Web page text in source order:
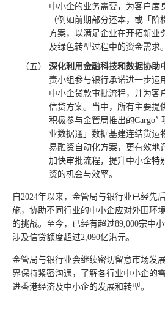
中小企的业务需要，为客户度
（例如前期部分还本，或「
方案，以满足企业在开拓新业
及绿色转型过程中的资金需求。
深化利用金融科技和数据协助
责小组参与银行承诺进一步运
中小企贷款审批流程，并为客
信贷方案。当中，所有主要提
积极参与金管局推出的Cargox
业数据通」数据基建连结货运
易融资自动化方案，更有效地
加快审批流程，提升中小企特
资的机会与效率。
自2024年以来，金管局与银行业已经先
施，协助不同行业的中小企应对外围环
的挑战。至今，已经有超过89,000宗中
涉及信贷额度超过2,090亿港元。
金管局与银行业会继续密切留意市场发
界保持紧密沟通，了解各行业中小企的
进香港经济及中小企的发展和转型。